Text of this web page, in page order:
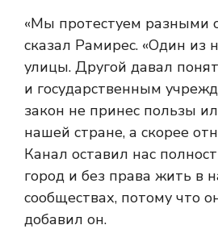
«Мы протестуем разными
сказал Рамирес. «Один из
улицы. Другой давал
и государственным
закон не принес пользы
нашей стране, а скорее
Канал оставил нас
город ​​и без права жить в
сообществах, потому что
добавил он.